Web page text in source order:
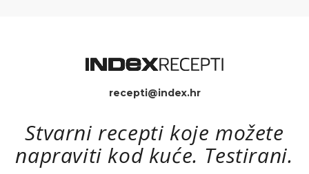
recepti@index.hr
Stvarni recepti koje možete
napraviti kod kuće. Testirani.